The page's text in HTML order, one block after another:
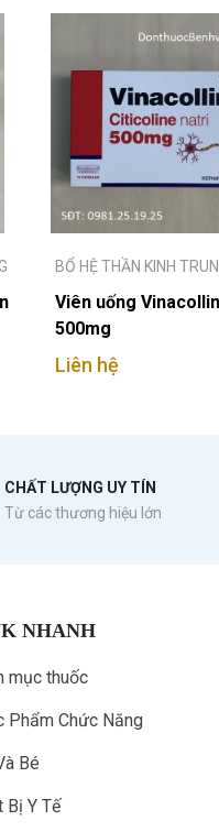
BỔ HỆ THẦN KINH
Viên uống Vinacollin
500mg
Liên hệ
CHẤT LƯỢNG UY TÍN
Từ các thương hiệu lớn
NHANH
mục thuốc
Phẩm Chức Năng
Bé
Bị Y Tế